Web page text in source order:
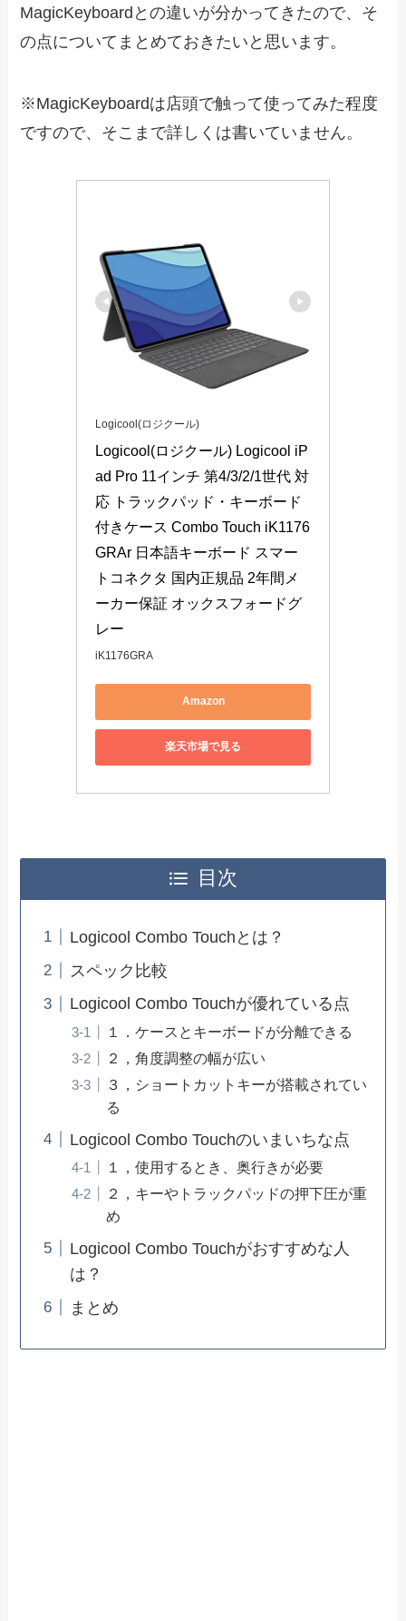
MagicKeyboardとの違いが分かってきたので、そ
の点についてまとめておきたいと思います。
※MagicKeyboardは店頭で触って使ってみた程度
ですので、そこまで詳しくは書いていません。
Logicool(ロジクール)
Logicool(ロジクール) Logicool iP
ad Pro 11インチ 第4/3/2/1世代 対
応 トラックパッド・キーボード
付きケース Combo Touch iK1176
GRAr 日本語キーボード スマー
トコネクタ 国内正規品 2年間メ
ーカー保証 オックスフォードグ
レー
iK1176GRA
Amazon
楽天市場で見る
目次
Logicool Combo Touchとは？
スペック比較
Logicool Combo Touchが優れている点
１．ケースとキーボードが分離できる
２，角度調整の幅が広い
３，ショートカットキーが搭載されてい
る
Logicool Combo Touchのいまいちな点
１，使用するとき、奥行きが必要
２，キーやトラックパッドの押下圧が重
め
Logicool Combo Touchがおすすめな人
は？
まとめ